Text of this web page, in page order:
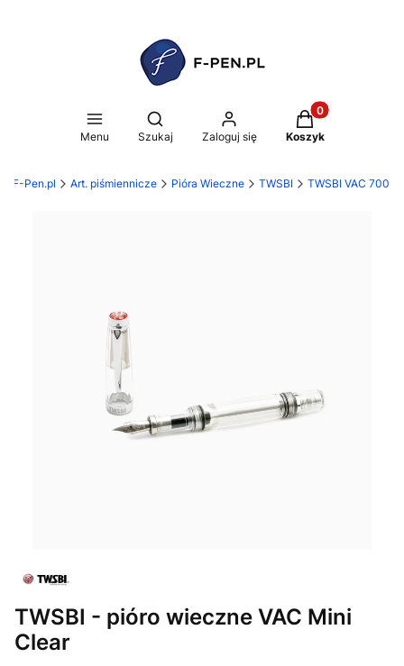
Menu
Otwórz wyszukiwarkę
Szukaj Zaloguj się
Produkty w
Koszyk
F-Pen.pl Art. piśmiennicze Pióra Wieczne TWSBI TWSBI VAC 700
TWSBI - pióro wieczne VAC Mini
Clear